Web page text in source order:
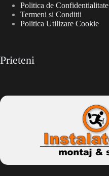
Politica de Confidentialitate
Termeni si Conditii
Politica Utilizare Cookie
Prieteni